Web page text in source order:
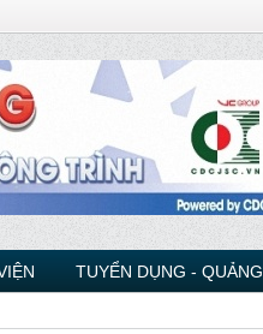
TUYỂN DỤNG -